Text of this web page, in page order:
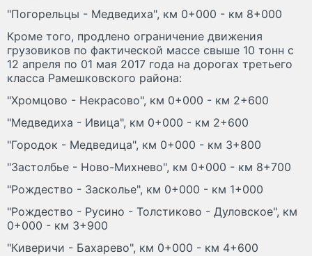
"Погорельцы - Медведиха", км 0+000 - км 8+000
Кроме того, продлено ограничение движения
грузовиков по фактической массе свыше 10 тонн с
12 апреля по 01 мая 2017 года на дорогах третьего
класса Рамешковского района:
"Хромцово - Некрасово", км 0+000 - км 2+600
"Медведиха - Ивица", км 0+000 - км 2+600
"Городок - Медведица", км 0+000 - км 3+800
"Застолбье - Ново-Михнево", км 0+000 - км 8+700
"Рождество - Засколье", км 0+000 - км 1+000
"Рождество - Русино - Толстиково - Дуловское", км
0+000 - км 3+900
"Киверичи - Бахарево", км 0+000 - км 4+600